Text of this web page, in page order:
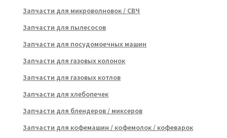
Запчасти для микроволновок / СВЧ
Запчасти для пылесосов
Запчасти для посудомоечных машин
Запчасти для газовых колонок
Запчасти для газовых котлов
Запчасти для хлебопечек
Запчасти для блендеров / миксеров
Запчасти для кофемашин / кофемолок / кофеварок